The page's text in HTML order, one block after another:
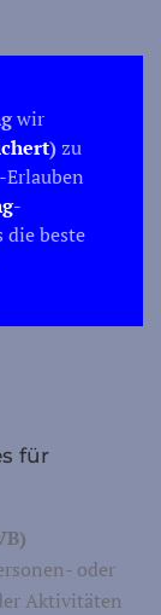
Wissenschaft
wir
)zu
-Erlauben
-
die beste
für
oder
Aktivitäten